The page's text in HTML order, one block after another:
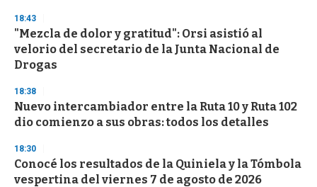
d
s
o
f
3
s
e
c
o
d
s
18:43
"Mezcla de dolor y gratitud": Orsi asistió al
velorio del secretario de la Junta Nacional de
Drogas
18:38
Nuevo intercambiador entre la Ruta 10 y Ruta 102
dio comienzo a sus obras: todos los detalles
18:30
Conocé los resultados de la Quiniela y la Tómbola
vespertina del viernes 7 de agosto de 2026